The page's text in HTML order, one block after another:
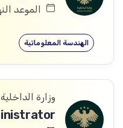
الموعد النهائي:
الهندسة المعلوماتية
وزارة الداخلية